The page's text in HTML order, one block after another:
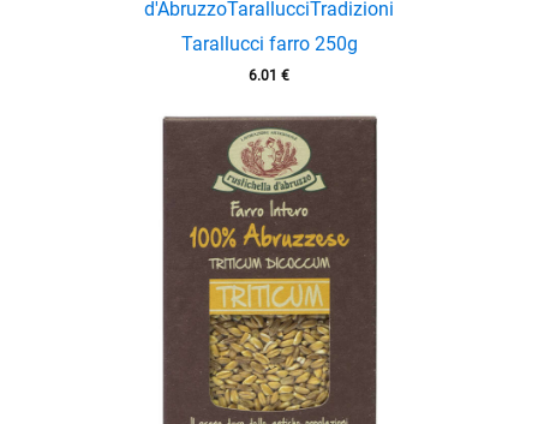
d'AbruzzoTarallucciTradizioni
Tarallucci farro 250g
6.01 €